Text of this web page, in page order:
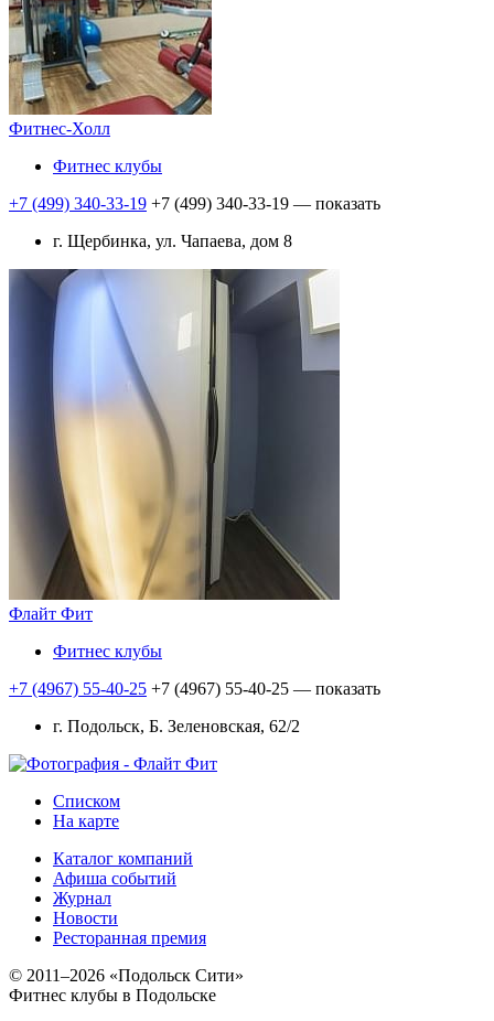
Фитнес-Холл
Фитнес клубы
+7 (499) 340-33-19 +7 (499) 340-33-19 — показать
г. Щербинка, ул. Чапаева, дом 8
Флайт Фит
Фитнес клубы
+7 (4967) 55-40-25 +7 (4967) 55-40-25 — показать
г. Подольск, Б. Зеленовская, 62/2
Списком
На карте
Каталог компаний
Афиша событий
Журнал
Новости
Ресторанная премия
© 2011–2026 «Подольск Сити»
Фитнес клубы в Подольске